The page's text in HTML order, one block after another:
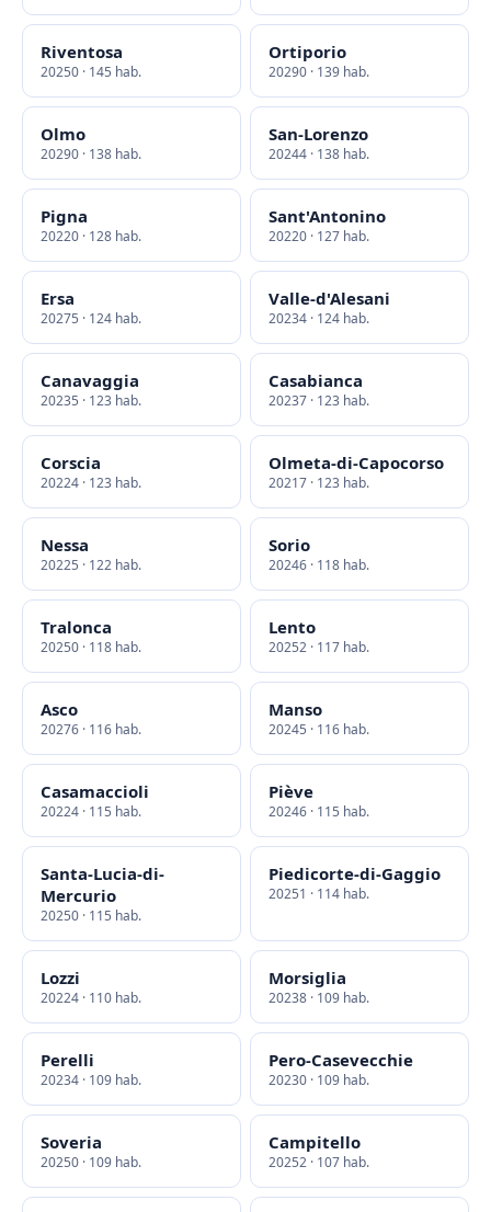
Riventosa
20250 · 145 hab.
Ortiporio
20290 · 139 hab.
Olmo
20290 · 138 hab.
San-Lorenzo
20244 · 138 hab.
Pigna
20220 · 128 hab.
Sant'Antonino
20220 · 127 hab.
Ersa
20275 · 124 hab.
Valle-d'Alesani
20234 · 124 hab.
Canavaggia
20235 · 123 hab.
Casabianca
20237 · 123 hab.
Corscia
20224 · 123 hab.
Olmeta-di-Capocorso
20217 · 123 hab.
Nessa
20225 · 122 hab.
Sorio
20246 · 118 hab.
Tralonca
20250 · 118 hab.
Lento
20252 · 117 hab.
Asco
20276 · 116 hab.
Manso
20245 · 116 hab.
Casamaccioli
20224 · 115 hab.
Piève
20246 · 115 hab.
Santa-Lucia-di-
Mercurio
20250 · 115 hab.
Piedicorte-di-Gaggio
20251 · 114 hab.
Lozzi
20224 · 110 hab.
Morsiglia
20238 · 109 hab.
Perelli
20234 · 109 hab.
Pero-Casevecchie
20230 · 109 hab.
Soveria
20250 · 109 hab.
Campitello
20252 · 107 hab.